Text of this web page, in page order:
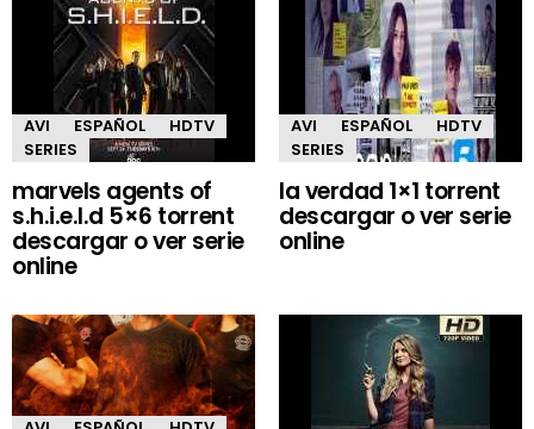
AVI ESPAÑOL
HDTV
SERIES
marvels agents of
s.h.i.e.l.d 5×6 torrent
descargar o ver serie
online
AVI ESPAÑOL
HDTV
SERIES
la verdad 1×1 torrent
descargar o ver serie
online